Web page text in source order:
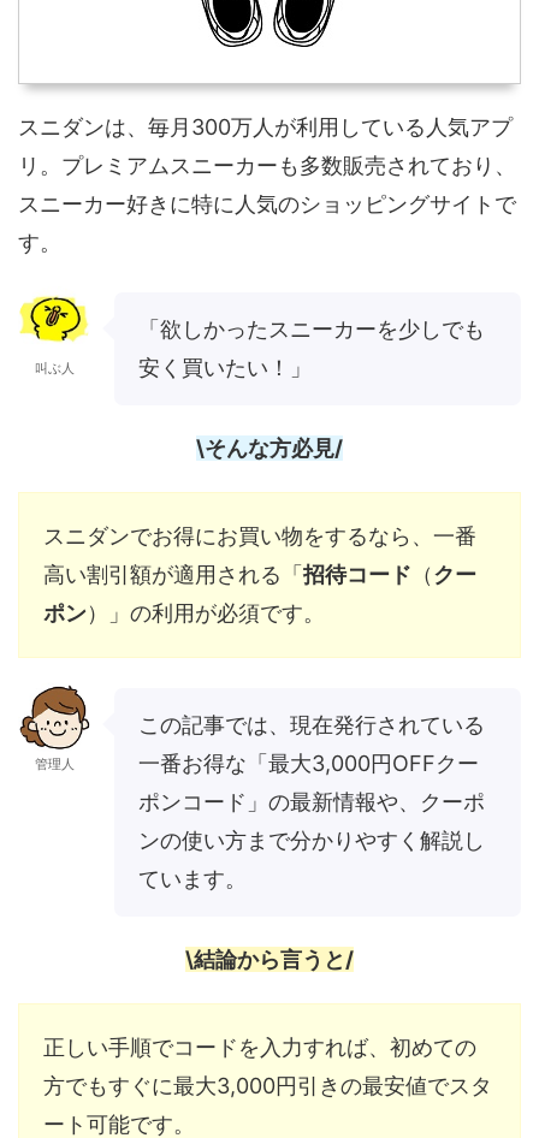
スニダンは、毎月300万人が利用している人気アプ
リ。プレミアムスニーカーも多数販売されており、
スニーカー好きに特に人気のショッピングサイトで
す。
叫ぶ人
「欲しかったスニーカーを少しでも
安く買いたい！」
\そんな方必見/
スニダンでお得にお買い物をするなら、一番
高い割引額が適用される「招待コード （クー
ポン）」の利用が必須です。
管理人
この記事では、現在発行されている
一番お得な「最大3,000円OFFクー
ポンコード」の最新情報や、クーポ
ンの使い方まで分かりやすく解説し
ています。
\結論から言うと/
正しい手順でコードを入力すれば、初めての
方でもすぐに最大3,000円引きの最安値でスタ
ート可能です。